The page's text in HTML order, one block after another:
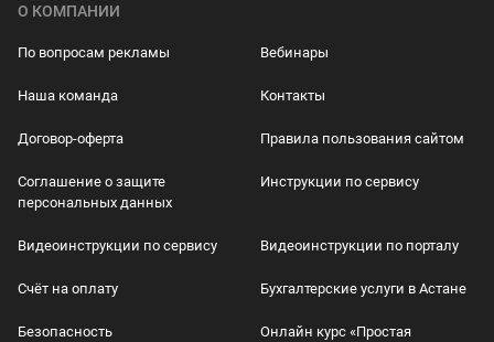
О КОМПАНИИ
По вопросам рекламы Вебинары
Наша команда Контакты
Договор-оферта Правила пользования сайтом
Соглашение о защите
персональных данных
Инструкции по сервису
Видеоинструкции по сервису Видеоинструкции по порталу
Счёт на оплату Бухгалтерские услуги в Астане
Безопасность
Онлайн курс «Простая